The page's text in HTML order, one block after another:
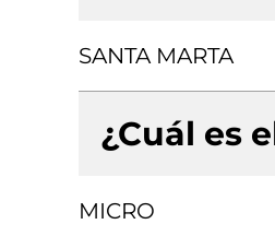
SANTA MARTA
¿Cuál es
MICRO